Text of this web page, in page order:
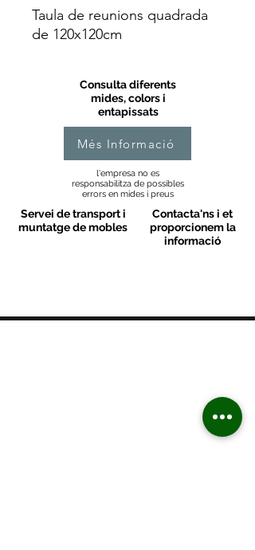
Taula de reunions quadrada
de 120x120cm
Consulta diferents
mides, colors i
entapissats
Més Informació
l'empresa no es
responsabilitza de possibles
errors en mides i preus
Servei de transport i
muntatge de mobles
Contacta'ns i et
proporcionem la
informació